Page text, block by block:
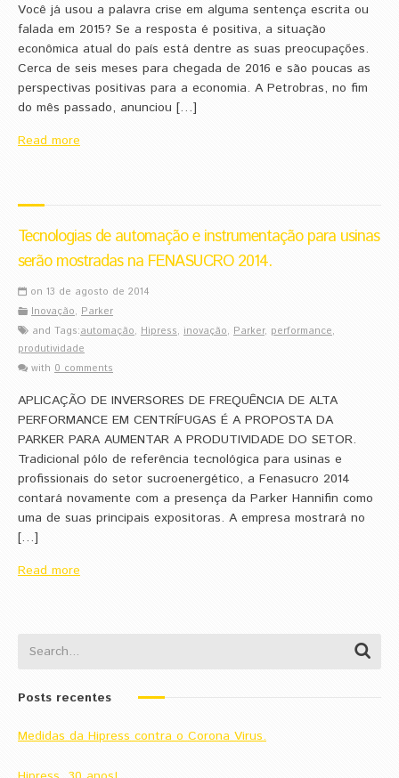
Você já usou a palavra crise em alguma sentença escrita ou
falada em 2015? Se a resposta é positiva, a situação
econômica atual do país está dentre as suas preocupações.
Cerca de seis meses para chegada de 2016 e são poucas as
perspectivas positivas para a economia. A Petrobras, no fim
do mês passado, anunciou […]
Read more
Tecnologias de automação e instrumentação para usinas
serão mostradas na FENASUCRO 2014.
on 13 de agosto de 2014
Inovação, Parker
and Tags:automação, Hipress, inovação, Parker, performance,
produtividade
with 0 comments
APLICAÇÃO DE INVERSORES DE FREQUÊNCIA DE ALTA
PERFORMANCE EM CENTRÍFUGAS É A PROPOSTA DA
PARKER PARA AUMENTAR A PRODUTIVIDADE DO SETOR.
Tradicional pólo de referência tecnológica para usinas e
profissionais do setor sucroenergético, a Fenasucro 2014
contará novamente com a presença da Parker Hannifin como
uma de suas principais expositoras. A empresa mostrará no
[…]
Read more
Posts recentes
Medidas da Hipress contra o Corona Virus.